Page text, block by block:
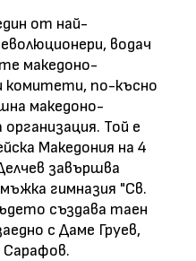
от най-
водач
македоно-
комитети, по-късно
македоно-
Той е
Македония на 4
завършва
гимназия "Св.
създава таен
с Даме Груев,
Сарафов.